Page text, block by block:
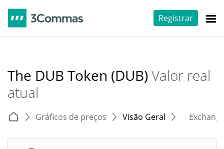
Registrar
The DUB Token (DUB)Valor real
atual
Gráficos de preços Visão Geral